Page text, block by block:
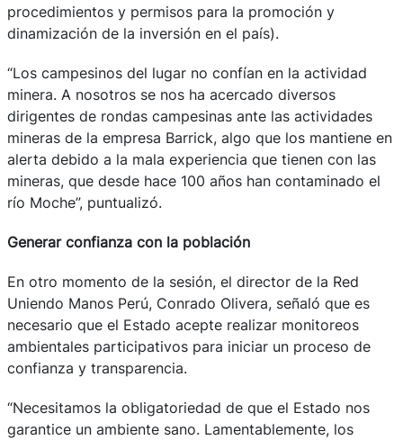
procedimientos y permisos para la promoción y
dinamización de la inversión en el país).
“Los campesinos del lugar no confían en la actividad
minera. A nosotros se nos ha acercado diversos
dirigentes de rondas campesinas ante las actividades
mineras de la empresa Barrick, algo que los mantiene en
alerta debido a la mala experiencia que tienen con las
mineras, que desde hace 100 años han contaminado el
río Moche”, puntualizó.
Generar confianza con la población
En otro momento de la sesión, el director de la Red
Uniendo Manos Perú, Conrado Olivera, señaló que es
necesario que el Estado acepte realizar monitoreos
ambientales participativos para iniciar un proceso de
confianza y transparencia.
“Necesitamos la obligatoriedad de que el Estado nos
garantice un ambiente sano. Lamentablemente, los